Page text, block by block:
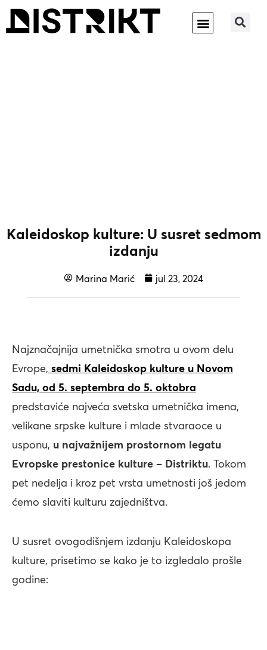
Kaleidoskop kulture: U susret sedmom
izdanju
Marina Marić jul 23, 2024
Najznačajnija umetnička smotra u ovom delu
Evrope, sedmi Kaleidoskop kulture u Novom
Sadu, od 5. septembra do 5. oktobra
predstaviće najveća svetska umetnička imena,
velikane srpske kulture i mlade stvaraoce u
usponu, u najvažnijem prostornom legatu
Evropske prestonice kulture – Distriktu. Tokom
pet nedelja i kroz pet vrsta umetnosti još jedom
ćemo slaviti kulturu zajedništva.
U susret ovogodišnjem izdanju Kaleidoskopa
kulture, prisetimo se kako je to izgledalo prošle
godine: